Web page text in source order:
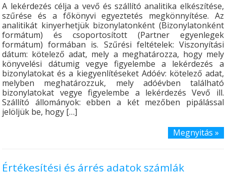
A lekérdezés célja a vevő és szállító analitika elkészítése,
szűrése és a főkönyvi egyeztetés megkönnyítése. Az
analitikát kinyerhetjük bizonylatonként (Bizonylatonként
formátum) és csoportosított (Partner egyenlegek
formátum) formában is. Szűrési feltételek: Viszonyítási
dátum: kötelező adat, mely a meghatározza, hogy mely
könyvelési dátumig vegye figyelembe a lekérdezés a
bizonylatokat és a kiegyenlítéseket Adóév: kötelező adat,
melyben meghatározzuk, mely adóévben található
bizonylatokat vegye figyelembe a lekérdezés Vevő ill.
Szállító állományok: ebben a két mezőben pipálással
jelöljük be, hogy […]
Megnyitás »
Értékesítési és árrés adatok számlák